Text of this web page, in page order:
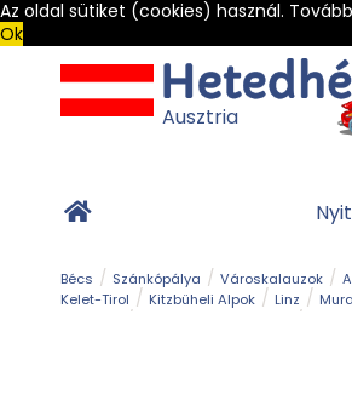
Az oldal sütiket (cookies) használ.
Ok
Ausztria
Bécs Szánkópálya Városkalauzok
Kelet-Tirol
Kitzbüheli Alpok Linz